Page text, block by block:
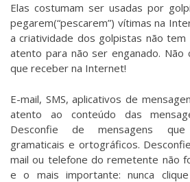
Elas costumam ser usadas por
pegarem(“pescarem”) vítimas na
a criatividade dos golpistas não
atento para não ser enganado. Não
que receber na Internet!
E-mail, SMS, aplicativos de
atento ao conteúdo das
Desconfie de mensagens
gramaticais e ortográficos.
mail ou telefone do remetente não
e o mais importante: nunca